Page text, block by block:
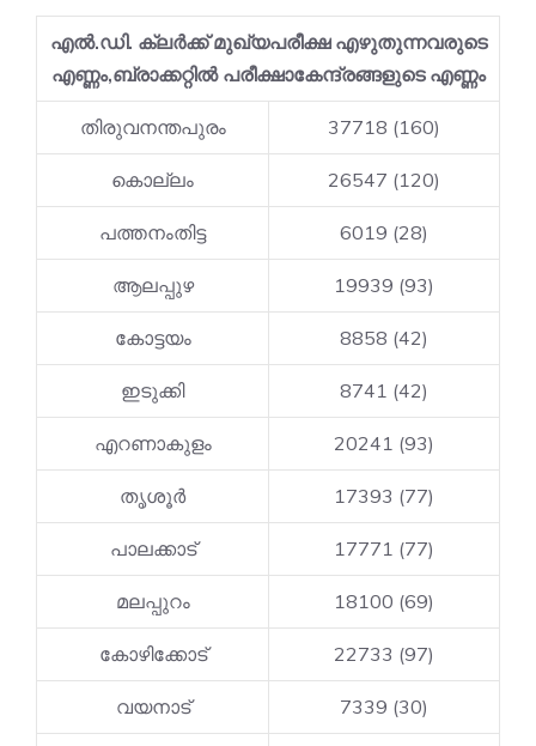
എൽ.ഡി. ക്ലർക്ക് മുഖ്യപരീക്ഷ എഴുതുന്നവരുടെ
എണ്ണം,ബ്രാക്കറ്റിൽ പരീക്ഷാകേന്ദ്രങ്ങളുടെ എണ്ണം
തിരുവനന്തപുരം 37718 (160)
കൊല്ലം 26547 (120)
പത്തനംതിട്ട 6019 (28)
ആലപ്പുഴ 19939 (93)
കോട്ടയം 8858 (42)
ഇടുക്കി 8741 (42)
എറണാകുളം 20241 (93)
തൃശൂർ 17393 (77)
പാലക്കാട് 17771 (77)
മലപ്പുറം 18100 (69)
കോഴിക്കോട് 22733 (97)
വയനാട് 7339 (30)